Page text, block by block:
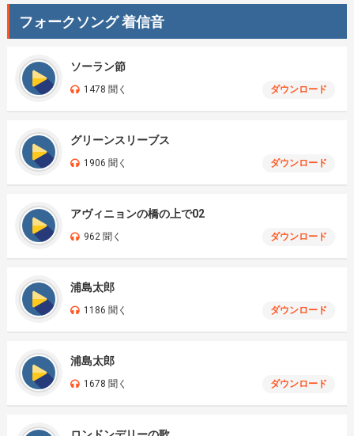
フォークソング 着信音
ソーラン節
1478 聞く ダウンロード
グリーンスリーブス
1906 聞く ダウンロード
アヴィニョンの橋の上で02
962 聞く ダウンロード
浦島太郎
1186 聞く ダウンロード
浦島太郎
1678 聞く ダウンロード